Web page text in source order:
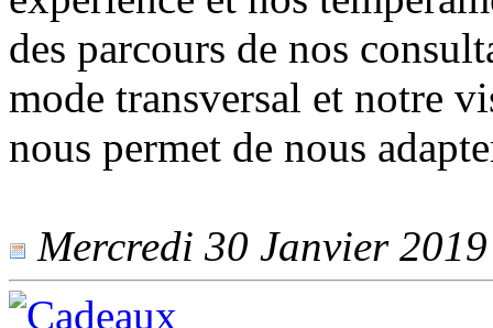
des parcours de nos
mode transversal et notre
nous permet de nous
Mercredi 30 Janvier